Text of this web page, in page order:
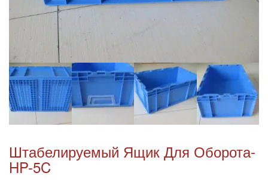
Штабелируемый Ящик Для Оборота-
HP-5C